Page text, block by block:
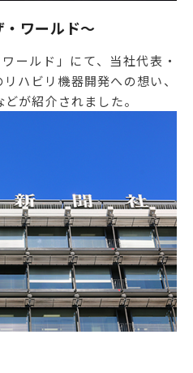
ワールド～
ールド」にて、当社代表・
ハビリ機器開発への想い、
が紹介されました。